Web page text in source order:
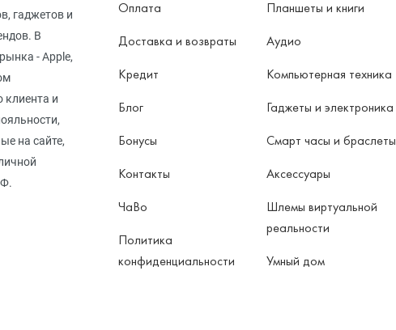
гаджетов и
В
- Apple,
клиента и
на сайте,
Оплата
Доставка и возвраты
Кредит
Блог
Бонусы
Контакты
ЧаВо
Политика
конфиденциальности
Планшеты и книги
Аудио
Компьютерная техника
Гаджеты и электроника
Смарт часы и браслеты
Аксессуары
Шлемы виртуальной
реальности
Умный дом